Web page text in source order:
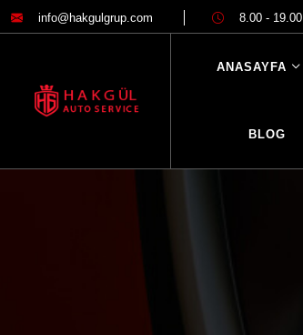
info@hakgulgrup.com 8.00 - 19.00
ANASAYFA
BLOG